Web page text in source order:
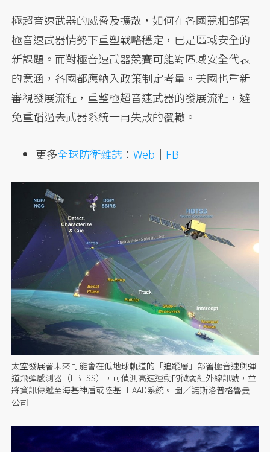
極超音速武器的威脅及擴散，如何在各國競相部署
極音速武器情勢下重塑戰略穩定，已是區域安全的
新課題。而對極音速武器競賽可能對區域安全代表
的意涵，各國都應納入政策制定考量。美國也重新
審視發展流程，重整極超音速武器的發展流程，避
免重蹈過去武器系統一再失敗的覆轍。
更多全球防衛雜誌 ：Web ｜ FB
太空發展署未來可能會在低地球軌道的「追蹤層」部署極音速與彈
道飛彈感測器（HBTSS），可偵測高速運動的微弱紅外線訊號，並
將資訊傳遞至海基神盾或陸基THAAD系統。 圖／諾斯洛普格魯曼
公司